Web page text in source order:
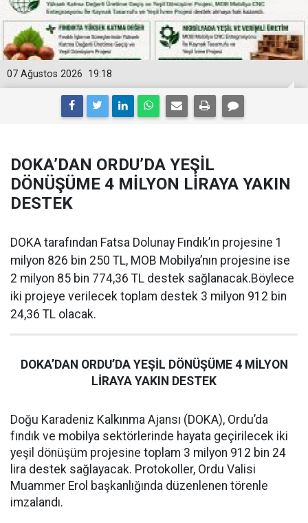
19:18
07 Ağustos 2026
DOKA’DAN ORDU’DA YEŞİL
DÖNÜŞÜME 4 MİLYON LİRAYA YAKIN
DESTEK
DOKA tarafından Fatsa Dolunay Fındık’ın projesine 1
milyon 826 bin 250 TL, MOB Mobilya’nın projesine ise
2 milyon 85 bin 774,36 TL destek sağlanacak.Böylece
iki projeye verilecek toplam destek 3 milyon 912 bin
24,36 TL olacak.
DOKA’DAN ORDU’DA YEŞİL DÖNÜŞÜME 4 MİLYON
LİRAYA YAKIN DESTEK
Doğu Karadeniz Kalkınma Ajansı (DOKA), Ordu’da
fındık ve mobilya sektörlerinde hayata geçirilecek iki
yeşil dönüşüm projesine toplam 3 milyon 912 bin 24
lira destek sağlayacak. Protokoller, Ordu Valisi
Muammer Erol başkanlığında düzenlenen törenle
imzalandı.